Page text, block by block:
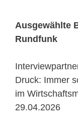
Ausgewählte
Rundfunk
Druck: Immer
im
29.04.2026